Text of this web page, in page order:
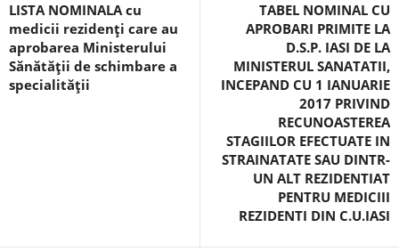
LISTA NOMINALA cu
medicii rezidenţi care au
aprobarea Ministerului
Sănătăţii de schimbare a
specialităţii
TABEL NOMINAL CU
APROBARI PRIMITE LA
D.S.P. IASI DE LA
MINISTERUL SANATATII,
INCEPAND CU 1 IANUARIE
2017 PRIVIND
RECUNOASTEREA
STAGIILOR EFECTUATE IN
STRAINATATE SAU DINTR-
UN ALT REZIDENTIAT
PENTRU MEDICIII
REZIDENTI DIN C.U.IASI